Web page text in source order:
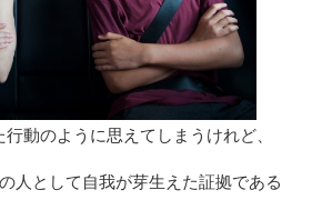
動のように思えてしまうけれど、
人として自我が芽生えた証拠である